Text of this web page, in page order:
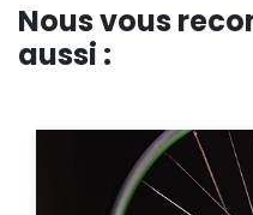
Nous vous
aussi :